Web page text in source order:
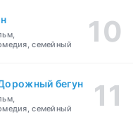
семейный
бегун
семейный